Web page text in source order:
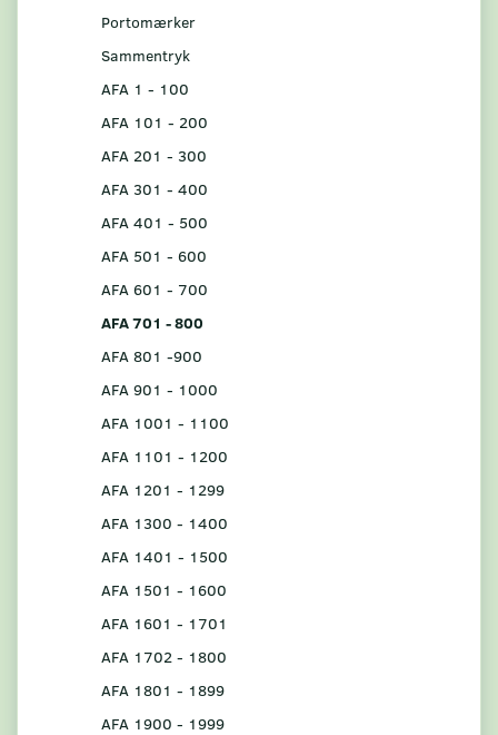
Portomærker
Sammentryk
AFA 1 - 100
AFA 101 - 200
AFA 201 - 300
AFA 301 - 400
AFA 401 - 500
AFA 501 - 600
AFA 601 - 700
AFA 701 - 800
AFA 801 -900
AFA 901 - 1000
AFA 1001 - 1100
AFA 1101 - 1200
AFA 1201 - 1299
AFA 1300 - 1400
AFA 1401 - 1500
AFA 1501 - 1600
AFA 1601 - 1701
AFA 1702 - 1800
AFA 1801 - 1899
AFA 1900 - 1999